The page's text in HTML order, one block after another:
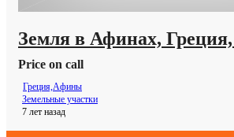
Земля в Афинах,
Price on call
Греция,Афины
Земельные участки
7 лет назад